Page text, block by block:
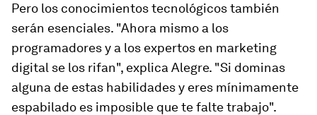
Pero los conocimientos tecnológicos también
serán esenciales. "Ahora mismo a los
programadores y a los expertos en marketing
digital se los rifan", explica Alegre. "Si dominas
alguna de estas habilidades y eres mínimamente
espabilado es imposible que te falte trabajo".